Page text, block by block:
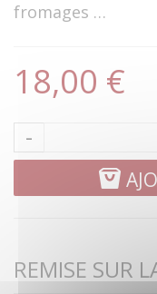
fromages …
18,00 €
-
REMISE SUR